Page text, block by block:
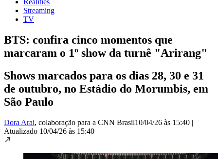
Realities
Streaming
TV
BTS: confira cinco momentos que
marcaram o 1º show da turnê "Arirang"
Shows marcados para os dias 28, 30 e 31
de outubro, no Estádio do Morumbis, em
São Paulo
Dora Arai, colaboração para a CNN Brasil10/04/26 às 15:40 |
Atualizado 10/04/26 às 15:40